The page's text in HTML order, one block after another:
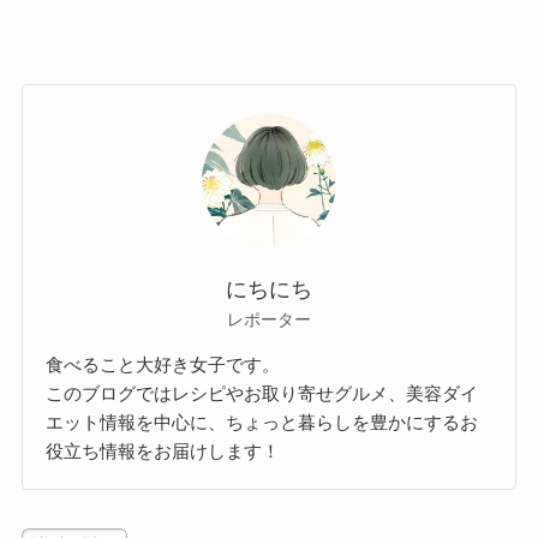
にちにち
レポーター
食べること大好き女子です。
このブログではレシピやお取り寄せグルメ、美容ダイ
エット情報を中心に、ちょっと暮らしを豊かにするお
役立ち情報をお届けします！